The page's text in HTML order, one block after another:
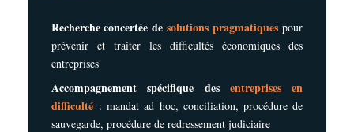
Recherche concertée de solutions pragmatiquespour
prévenir et traiter les difficultés économiques des
entreprises
Accompagnement spécifique des entreprises en
difficulté : mandat ad hoc, conciliation, procédure de
sauvegarde, procédure de redressement judiciaire